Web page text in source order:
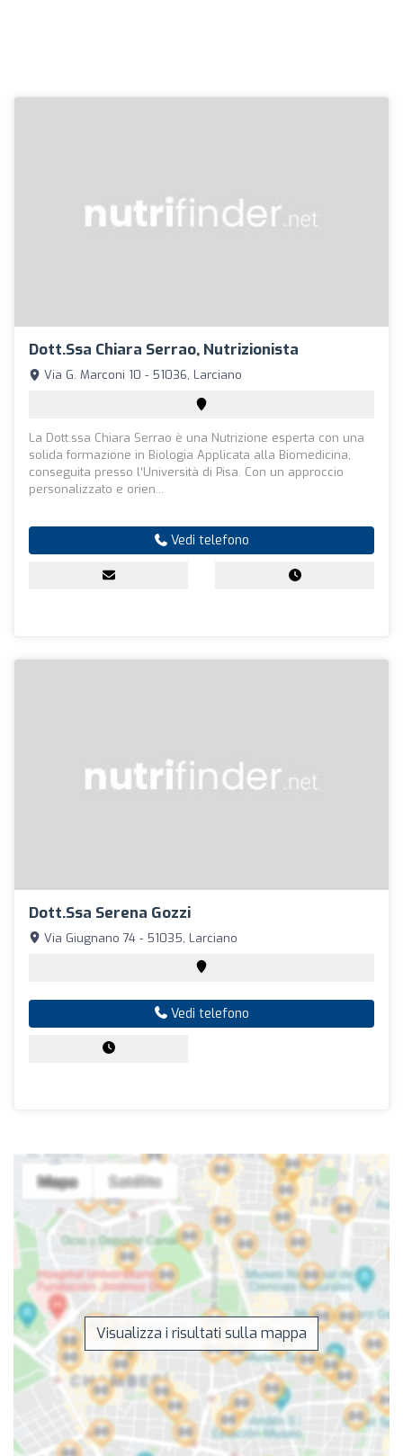
Dott.ssa Chiara Serrao, Nutrizionista
Via G. Marconi 10 - 51036, Larciano
La Dott.ssa Chiara Serrao è una Nutrizione esperta con una
solida formazione in Biologia Applicata alla Biomedicina,
conseguita presso l’Università di Pisa. Con un approccio
personalizzato e orien...
Vedi telefono
Dott.ssa Serena Gozzi
Via Giugnano 74 - 51035, Larciano
Vedi telefono
Visualizza i risultati sulla mappa